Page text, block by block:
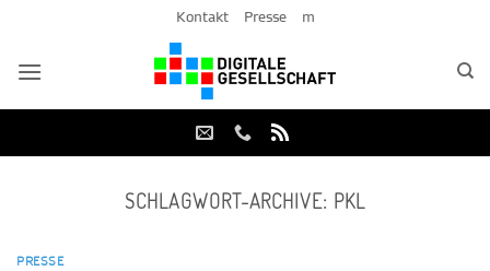
springen
Kontakt Presse m
SCHLAGWORT-ARCHIVE: PKL
PRESSE